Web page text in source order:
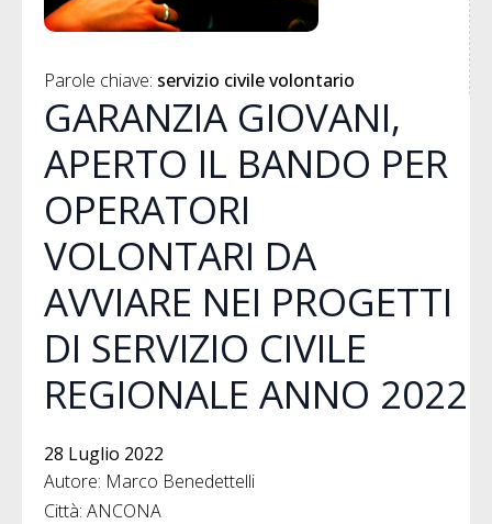
Parole chiave: servizio civile volontario
GARANZIA GIOVANI,
APERTO IL BANDO PER
OPERATORI
VOLONTARI DA
AVVIARE NEI PROGETTI
DI SERVIZIO CIVILE
REGIONALE ANNO 2022
28 Luglio 2022
Autore: Marco Benedettelli
Città: ANCONA